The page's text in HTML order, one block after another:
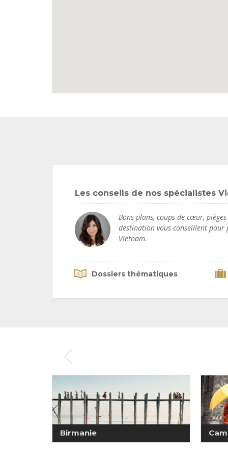
Les conseils de nos spécialistes
Bons plans, coups de cœur,
destination vous conseillent pour
Vietnam.
Dossiers thématiques
Birmanie